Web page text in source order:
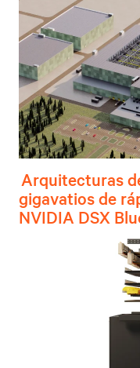
Arquitecturas
gigavatios de
NVIDIA DSX